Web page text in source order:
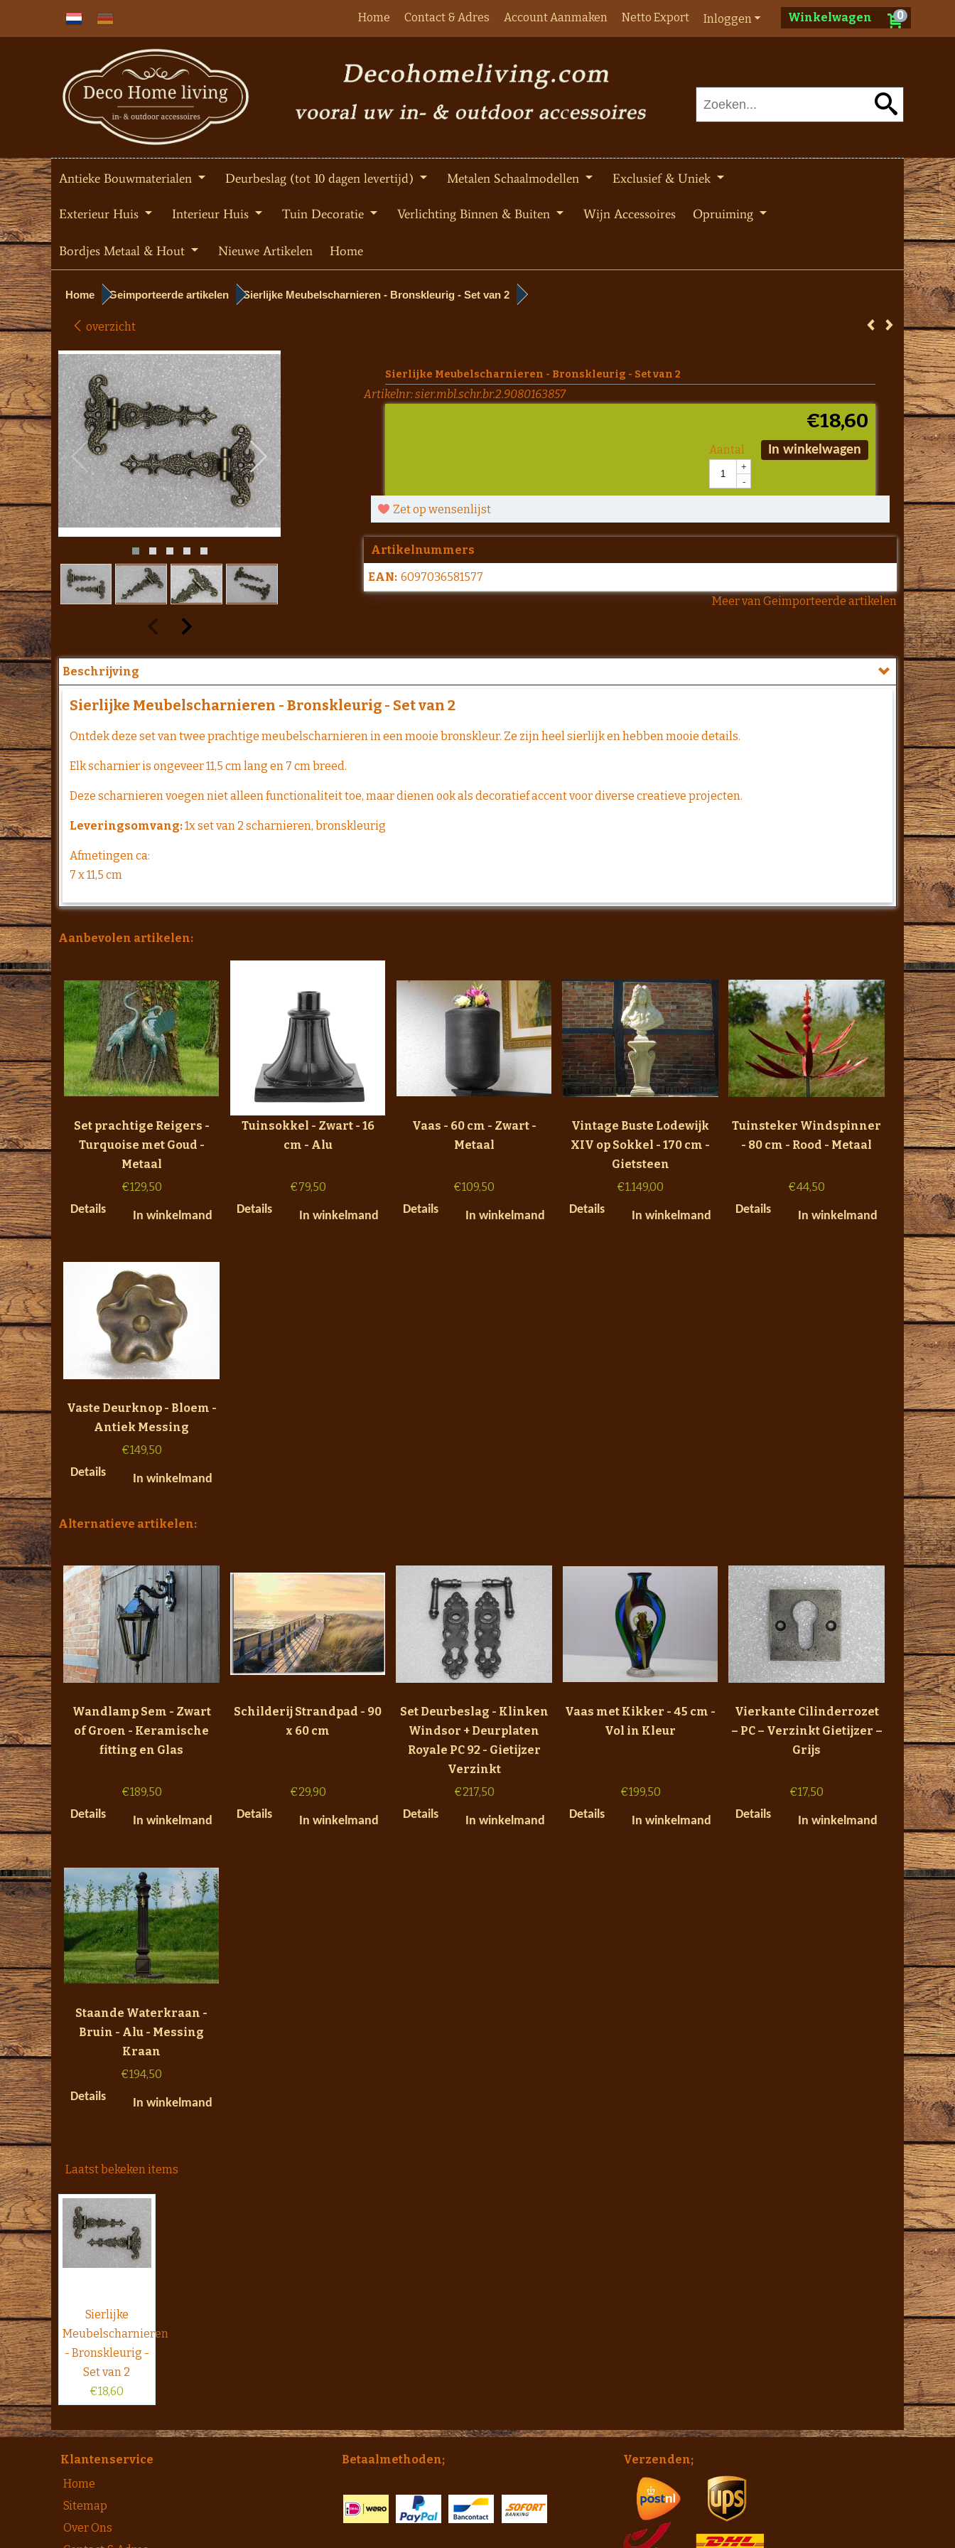
Winkelwagen 0
Inloggen
Home Contact & Adres Account Aanmaken Netto Export
Antieke Bouwmaterialen Deurbeslag (tot 10 dagen levertijd) Metalen Schaalmodellen Exclusief & Uniek
Exterieur Huis Interieur Huis Tuin Decoratie Verlichting Binnen & Buiten Wijn Accessoires Opruiming
Bordjes Metaal & Hout Nieuwe Artikelen Home
Home Geimporteerde artikelen Sierlijke Meubelscharnieren - Bronskleurig - Set van 2
overzicht
Sierlijke Meubelscharnieren - Bronskleurig - Set van 2
Artikelnr:sier.mbl.schr.br.2.9080163857
€18,60
Aantal
+
-
In winkelwagen
Zet op wensenlijst
Artikelnummers
EAN: 6097036581577
Meer van Geimporteerde artikelen
Beschrijving
Sierlijke Meubelscharnieren - Bronskleurig - Set van 2
Ontdek deze set van twee prachtige meubelscharnieren in een mooie bronskleur. Ze zijn heel sierlijk en hebben mooie details.
Elk scharnier is ongeveer 11,5 cm lang en 7 cm breed.
Deze scharnieren voegen niet alleen functionaliteit toe, maar dienen ook als decoratief accent voor diverse creatieve projecten.
Leveringsomvang:1x set van 2 scharnieren, bronskleurig
Afmetingen ca:
7 x 11,5 cm
Aanbevolen artikelen:
Set prachtige Reigers -
Turquoise met Goud -
Metaal
€129,50
Details
In winkelmand
Tuinsokkel - Zwart - 16
cm - Alu
€79,50
Details
In winkelmand
Vaas - 60 cm - Zwart -
Metaal
€109,50
Details
In winkelmand
Vintage Buste Lodewijk
XIV op Sokkel - 170 cm -
Gietsteen
€1.149,00
Details
In winkelmand
Tuinsteker Windspinner
- 80 cm - Rood - Metaal
€44,50
Details
In winkelmand
Vaste Deurknop - Bloem -
Antiek Messing
€149,50
Details
In winkelmand
Alternatieve artikelen:
Wandlamp Sem - Zwart
of Groen - Keramische
fitting en Glas
€189,50
Details
In winkelmand
Schilderij Strandpad - 90
x 60 cm
€29,90
Details
In winkelmand
Set Deurbeslag - Klinken
Windsor + Deurplaten
Royale PC 92 - Gietijzer
Verzinkt
€217,50
Details
In winkelmand
Vaas met Kikker - 45 cm -
Vol in Kleur
€199,50
Details
In winkelmand
Vierkante Cilinderrozet
– PC – Verzinkt Gietijzer –
Grijs
€17,50
Details
In winkelmand
Staande Waterkraan -
Bruin - Alu - Messing
Kraan
€194,50
Details
In winkelmand
Laatst bekeken items
Sierlijke
Meubelscharnieren
- Bronskleurig -
Set van 2
€18,60
Klantenservice
Home
Sitemap
Over Ons
Betaalmethoden; Verzenden;